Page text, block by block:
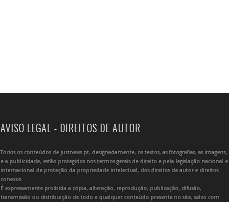
AVISO LEGAL - DIREITOS DE AUTOR
Todos os conteúdos de justnews.pt, designadamente, os textos, as fotografias, as imagens,
e a publicidade, estão protegidos nos termos gerais de direito e pela legislação nacional e
internacional de proteção da propriedade intelectual, dos direitos de autor e direitos
conexos.
É expressamente proibida a cópia, alteração, reprodução, publicação, difusão,
transmissão ou distribuição de todo e qualquer conteúdo presente no site, salvo com